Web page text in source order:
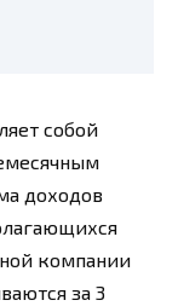
собой
доходов
компании
за 3